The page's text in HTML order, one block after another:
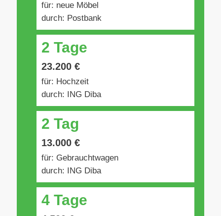
für: neue Möbel
durch: Postbank
2 Tage
23.200 €
für: Hochzeit
durch: ING Diba
2 Tag
13.000 €
für: Gebrauchtwagen
durch: ING Diba
4 Tage